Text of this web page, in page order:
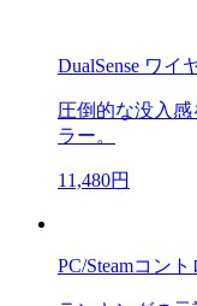
DualSense ワイ
圧倒的な没入
ラー。
11,480円
PC/Steamコン